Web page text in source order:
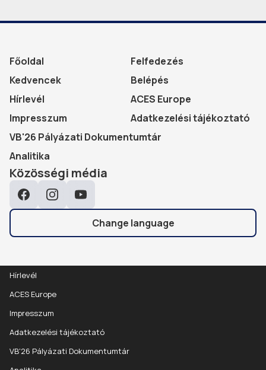
Főoldal
Felfedezés
Kedvencek
Belépés
Hírlevél
ACES Europe
Impresszum
Adatkezelési tájékoztató
VB'26 Pályázati Dokumentumtár
Analitika
Közösségi média
Change language
Hírlevél
ACES Europe
Impresszum
Adatkezelési tájékoztató
VB'26 Pályázati Dokumentumtár